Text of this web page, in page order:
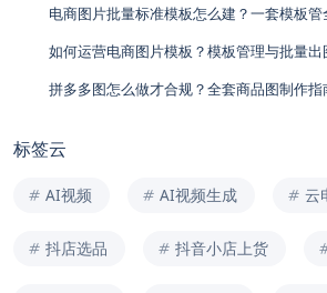
电商图片批量标准模板怎么建？一套模板管
如何运营电商图片模板？模板管理与批量出
拼多多图怎么做才合规？全套商品图制作指
标签云
AI视频 AI视频生成 云
抖店选品 抖音小店上货